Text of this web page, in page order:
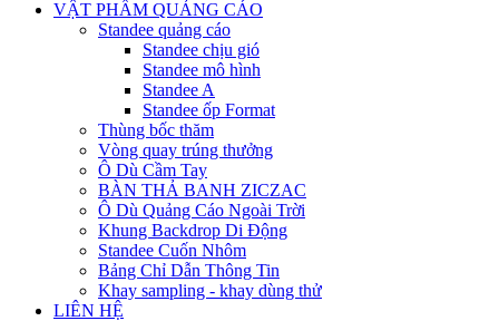
VẬT PHẨM QUẢNG CÁO
Standee quảng cáo
Standee chịu gió
Standee mô hình
Standee A
Standee ốp Format
Thùng bốc thăm
Vòng quay trúng thưởng
Ô Dù Cầm Tay
BÀN THẢ BANH ZICZAC
Ô Dù Quảng Cáo Ngoài Trời
Khung Backdrop Di Động
Standee Cuốn Nhôm
Bảng Chỉ Dẫn Thông Tin
Khay sampling - khay dùng thử
LIÊN HỆ